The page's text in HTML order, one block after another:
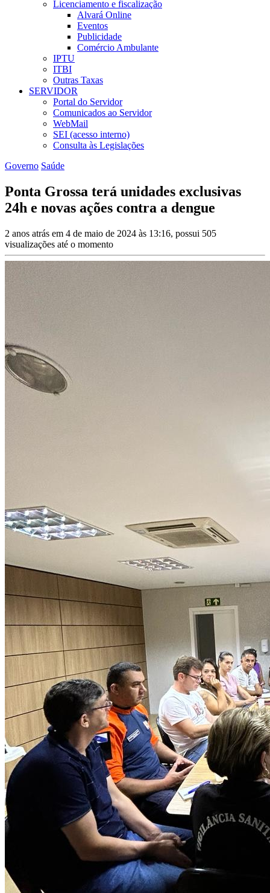
Licenciamento e fiscalização
Alvará Online
Eventos
Publicidade
Comércio Ambulante
IPTU
ITBI
Outras Taxas
SERVIDOR
Portal do Servidor
Comunicados ao Servidor
WebMail
SEI (acesso interno)
Consulta às Legislações
Governo Saúde
Ponta Grossa terá unidades exclusivas
24h e novas ações contra a dengue
2 anos atrás em 4 de maio de 2024 às 13:16, possui 505
visualizações até o momento